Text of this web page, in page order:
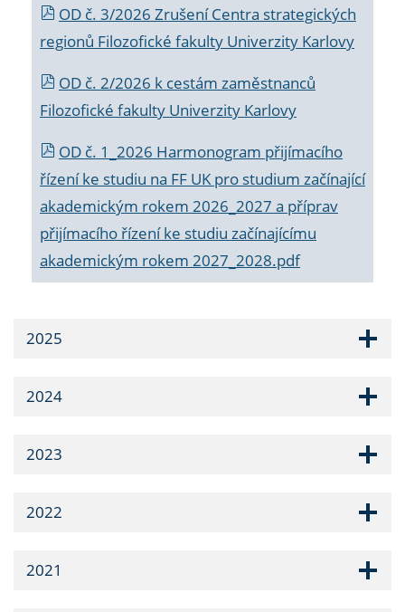
OD č. 3/2026 Zrušení Centra strategických
regionů Filozofické fakulty Univerzity Karlovy
OD č. 2/2026 k cestám zaměstnanců
Filozofické fakulty Univerzity Karlovy
OD č. 1_2026 Harmonogram přijímacího
řízení ke studiu na FF UK pro studium začínající
akademickým rokem 2026_2027 a příprav
přijímacího řízení ke studiu začínajícímu
akademickým rokem 2027_2028.pdf
2025
2024
2023
2022
2021